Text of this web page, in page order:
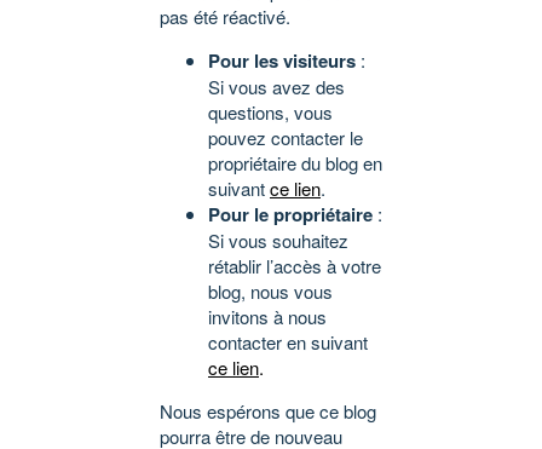
pas été réactivé.
Pour les visiteurs :
Si vous avez des
questions, vous
pouvez contacter le
propriétaire du blog en
suivantce lien.
Pour le propriétaire :
Si vous souhaitez
rétablir l’accès à votre
blog, nous vous
invitons à nous
contacter en suivant
ce lien.
Nous espérons que ce blog
pourra être de nouveau